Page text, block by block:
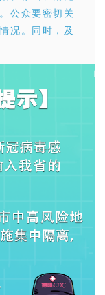
公众要密切关
况。同时，及